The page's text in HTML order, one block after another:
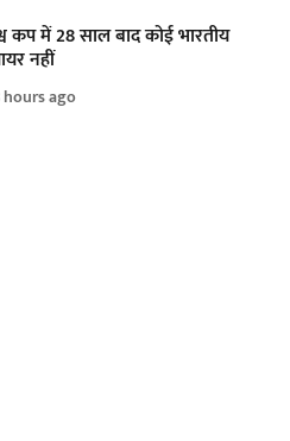
कप में 28 साल बाद कोई भारतीय
नहीं
hours ago